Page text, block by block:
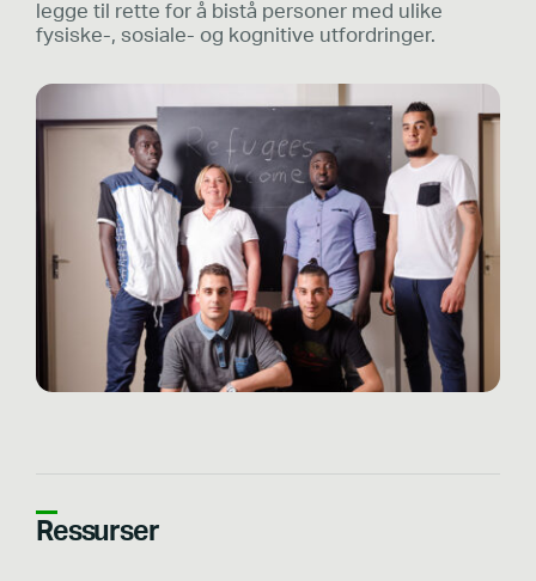
legge til rette for å bistå personer med ulike
fysiske-, sosiale- og kognitive utfordringer.
Ressurser